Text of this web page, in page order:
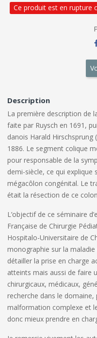
Ce produit est en rupture
Description
La première description de
faite par Ruysch en 1691,
danois Harald Hirschsprung
1886. Le segment colique
pour responsable de la
demi-siècle, ce qui explique
mégacôlon congénital. Le
était la résection de ce
L’objectif de ce séminaire
Française de Chirurgie
Hospitalo-Universitaire de
monographie sur la
détailler la prise en charge
atteints mais aussi de faire
chirurgicaux, médicaux,
recherche dans le
malformation complexe et
donc mieux prendre en